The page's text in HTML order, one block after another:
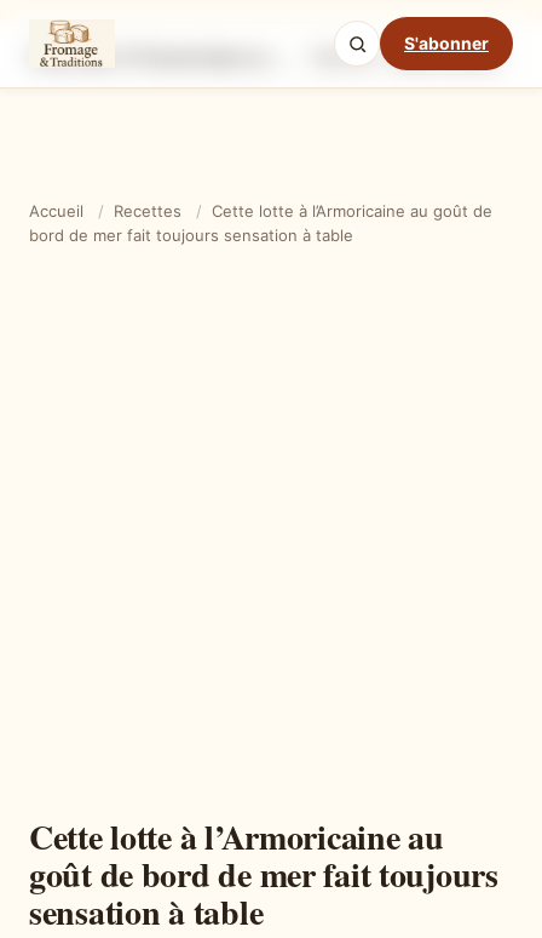
S'abonner
Ingrédients Étapes
Mode cuisine
Accueil / Recettes / Cette lotte à l’Armoricaine au goût de
bord de mer fait toujours sensation à table
Cette lotte à l’Armoricaine au
goût de bord de mer fait toujours
sensation à table